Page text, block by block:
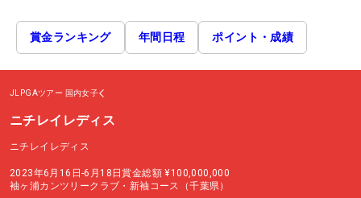
賞金ランキング 年間日程 ポイント・成績
JLPGAツアー 国内女子
ニチレイレディス
ニチレイレディス
2023年6月16日-6月18日賞金総額 ¥100,000,000
袖ヶ浦カンツリークラブ・新袖コース（千葉県）